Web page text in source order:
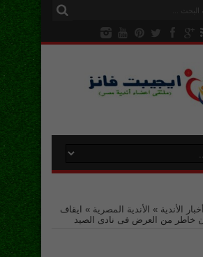
أخبار الأندية » الأندية المصرية » ايقاف
خاطر من العرض فى نادى الصيد